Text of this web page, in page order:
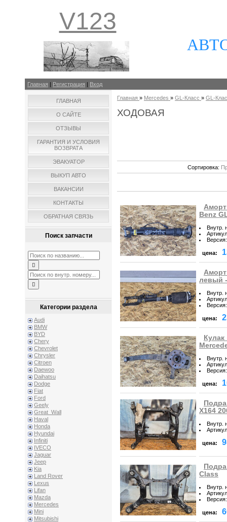
V123
Главная | Регистрация | Вход
ГЛАВНАЯ
О САЙТЕ
ОТЗЫВЫ
ГАРАНТИЯ И УСЛОВИЯ
ВОЗВРАТА
ЭВАКУАТОР
ВЫКУП АВТО
ВАКАНСИИ
КОНТАКТЫ
ОБРАТНАЯ СВЯЗЬ
Поиск запчасти
Категории раздела
Audi
BMW
BYD
Chery
Chevrolet
Chrysler
Citroen
Daewoo
Daihatsu
Dodge
Fiat
Ford
Geely
Great_Wall
Haval
Honda
Hyundai
Infiniti
IVECO
Jaguar
Jeep
Kia
Land Rover
Lexus
Lifan
Mazda
Mercedes
Mini
Mitsubishi
Главная » Mercedes » GL-Класс » GL-
ХОДОВАЯ
Сортировка:
Benz
Внутр.
Артикул
Версия:
цена:
левый
Внутр.
Артикул
Версия:
цена:
Внутр.
Артикул
Версия:
цена:
X164
Внутр.
Артикул
цена:
Class
Внутр.
Артикул
Версия:
цена: